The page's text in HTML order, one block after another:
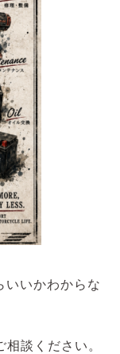
いいかわからな
談ください。